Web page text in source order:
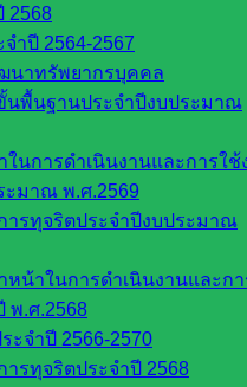
2568
ำปี 2564-2567
นาทรัพยากรบุคคล
นพื้นฐานประจำปีงบประมาณ
นการดำเนินงานและการใช้
ะมาณ พ.ศ.2569
รทุจริตประจำปีงบประมาณ
น้าในการดำเนินงานและก
พ.ศ.2568
จำปี 2566-2570
รทุจริตประจำปี 2568